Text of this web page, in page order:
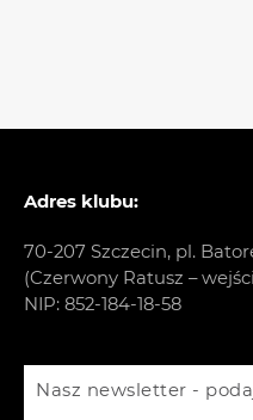
Adres klubu:
70-207 Szczecin, pl.
(Czerwony Ratusz –
NIP: 852-184-18-58
Nasz newsletter -